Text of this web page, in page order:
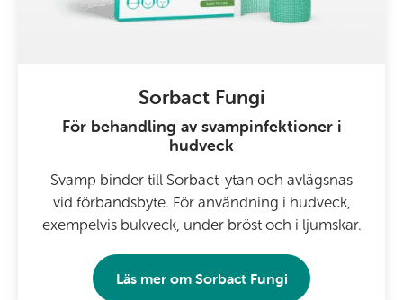
Sorbact Fungi
För behandling av svampinfektioner i
hudveck
Svamp binder till Sorbact-ytan och avlägsnas
vid förbandsbyte. För användning i hudveck,
exempelvis bukveck, under bröst och i ljumskar.
Läs mer om Sorbact Fungi